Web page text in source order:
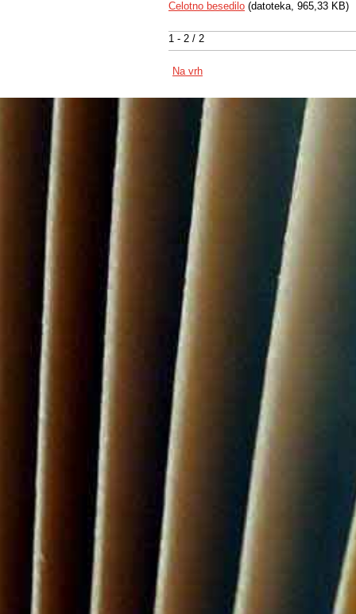
1 - 2 / 2
Celotno besedilo (datoteka, 965,33 KB)
Na vrh